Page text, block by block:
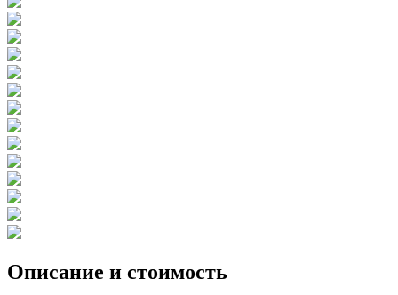
Описание и стоимость